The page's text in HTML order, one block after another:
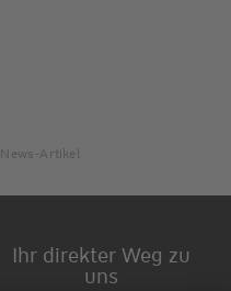
News-Artikel
Ihr direkter Weg zu
uns